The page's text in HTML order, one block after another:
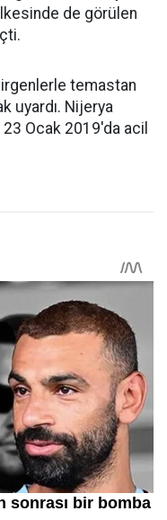
de görülen
temastan
uyardı. Nijerya
Ocak 2019'da acil